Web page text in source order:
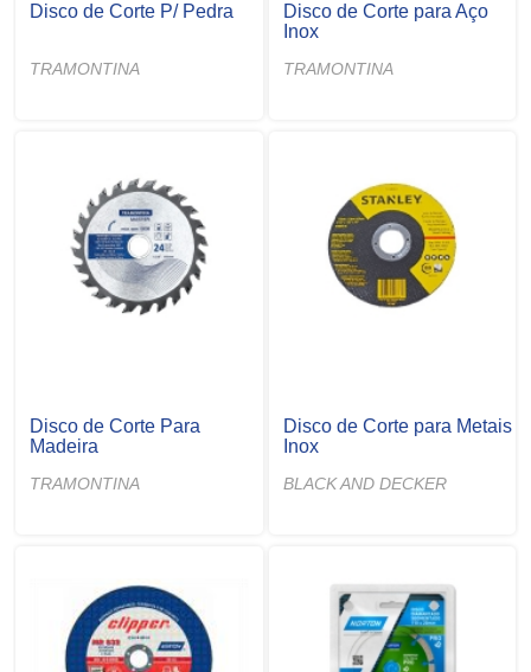
Disco de Corte P/ Pedra
TRAMONTINA
Disco de Corte para Aço
Inox
TRAMONTINA
Disco de Corte Para
Madeira
TRAMONTINA
Disco de Corte para Metais
Inox
BLACK AND DECKER